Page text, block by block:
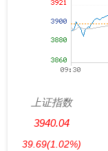
上证指数
3940.04
39.69(1.02%)